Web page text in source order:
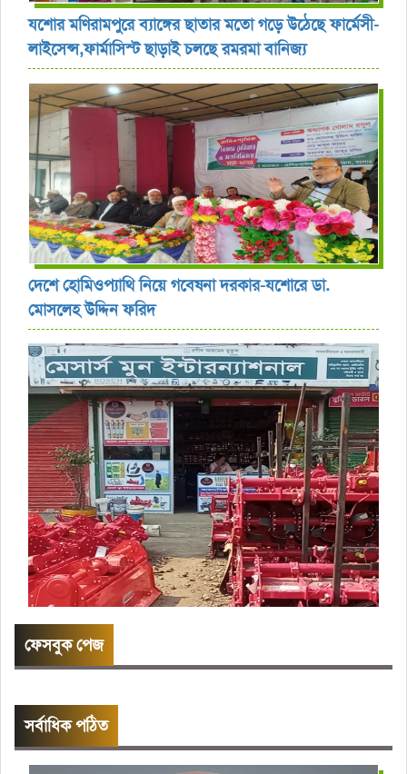
যশোর ‎মণিরামপুরে ব্যাঙ্গের ছাতার মতো গড়ে উঠেছে ফার্মেসী-
লাইসেন্স,ফার্মাসিস্ট ছাড়াই চলছে রমরমা বানিজ্য ‎
দেশে হোমিওপ্যাথি নিয়ে গবেষনা দরকার-যশোরে ডা.
মোসলেহ উদ্দিন ফরিদ
ফেসবুক পেজ
সর্বাধিক পঠিত